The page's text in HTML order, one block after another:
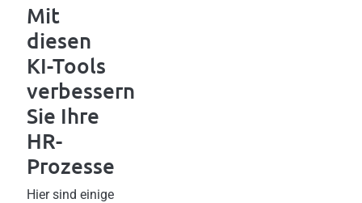
Mit
diesen
KI-Tools
verbessern
Sie Ihre
HR-
Prozesse
Hier sind einige